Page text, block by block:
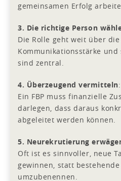
gemeinsamen Erfolg
3. Die richtige Person
Die Rolle geht weit über
Kommunikationsstärke und
sind zentral.
4. Überzeugend vermitteln:
Ein FBP muss finanzielle
darlegen, dass daraus
abgeleitet werden können.
5. Neurekrutierung
Oft ist es sinnvoller, neue
gewinnen, statt
umzubenennen.